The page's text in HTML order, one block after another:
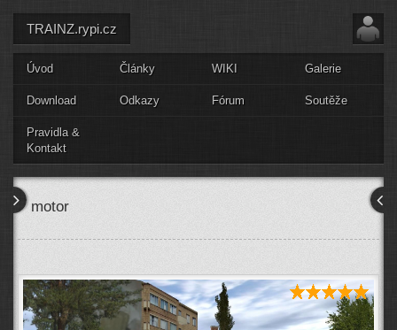
TRAINZ.rypi.cz
Úvod Články WIKI Galerie
Download Odkazy Fórum Soutěže
Pravidla &
Kontakt
motor